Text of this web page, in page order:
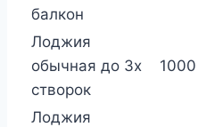
балкон
Лоджия
обычная до 3х
створок
1000
Лоджия